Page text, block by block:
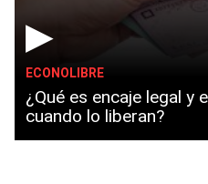
▶
ECONOLIBRE
¿Qué es encaje legal y
cuando lo liberan?